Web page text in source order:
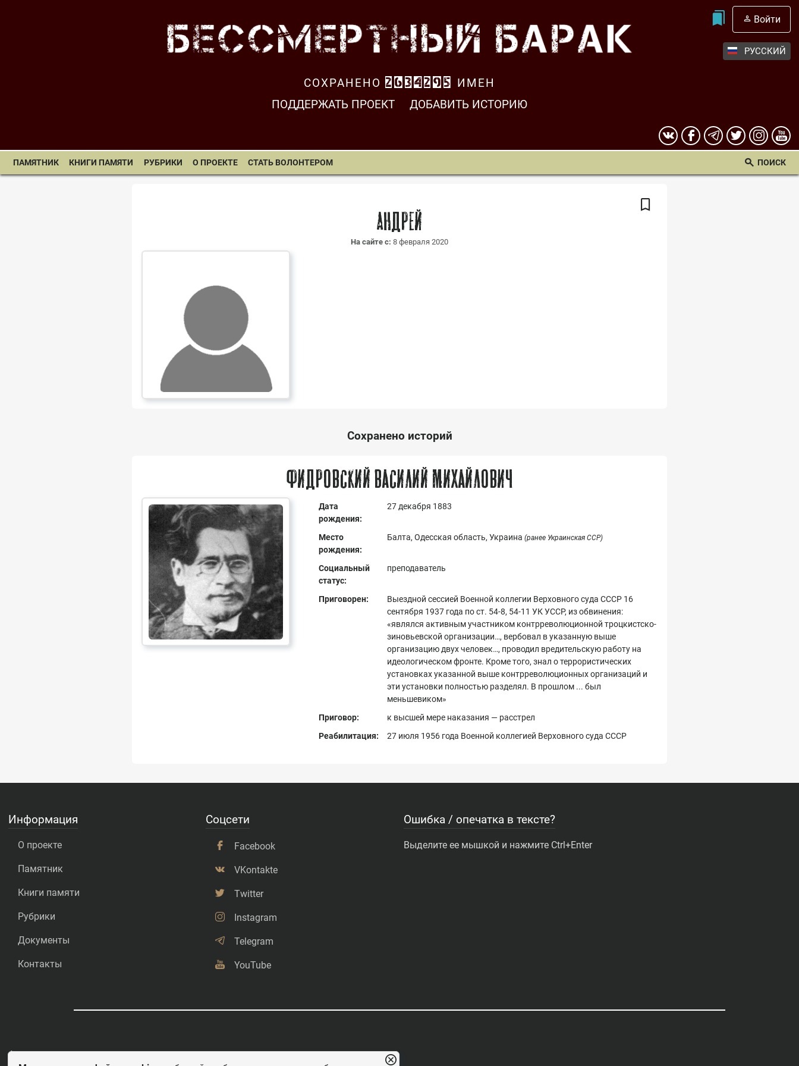
Войти
РУССКИЙ
СОХРАНЕНО 2634295
ИМЕН
ПОДДЕРЖАТЬ ПРОЕКТ
ДОБАВИТЬ ИСТОРИЮ
ПАМЯТНИК КНИГИ ПАМЯТИ РУБРИКИ О ПРОЕКТЕ СТАТЬ ВОЛОНТЕРОМ ПОИСК
Андрей
На сайте с: 8 февраля 2020
Сохранено историй
Фидровский Василий Михайлович
Дата
рождения:
27 декабря 1883
Место
рождения:
Балта, Одесская область, Украина(ранее Украинская ССР)
Социальный
статус:
преподаватель
Приговорен:
Выездной сессией Военной коллегии Верховного суда СССР 16
сентября 1937 года по ст. 54-8, 54-11 УК УССР, из обвинения:
«являлся активным участником контрреволюционной троцкистско-
зиновьевской организации…, вербовал в указанную выше
организацию двух человек…, проводил вредительскую работу на
идеологическом фронте. Кроме того, знал о террористических
установках указанной выше контрреволюционных организаций и
эти установки полностью разделял. В прошлом ... был
меньшевиком»
Приговор:
к высшей мере наказания — расстрел
Реабилитация:
27 июля 1956 года Военной коллегией Верховного суда СССР
Информация
О проекте
Памятник
Книги памяти
Рубрики
Документы
Контакты
Соцсети
Facebook
VKontakte
Twitter
Instagram
Telegram
YouTube
Ошибка / опечатка в тексте?
Выделите ее мышкой и нажмите Ctrl+Enter